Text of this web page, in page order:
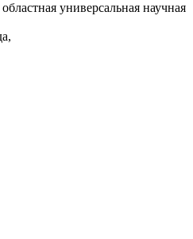
универсальная научная